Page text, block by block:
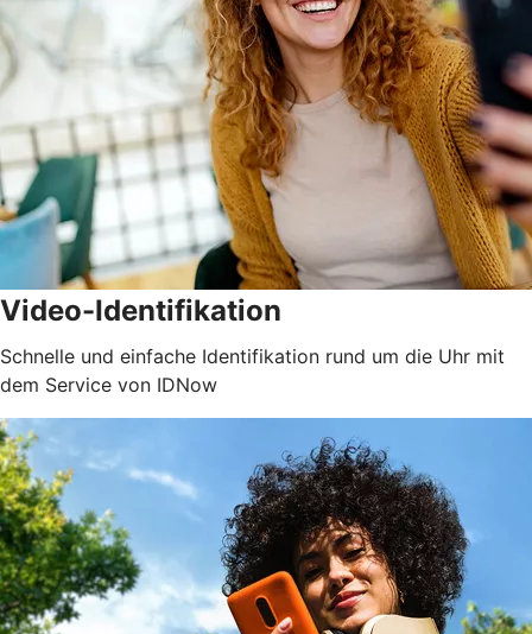
Video-Identifikation
Schnelle und einfache Identifikation rund um die Uhr mit
dem Service von IDNow